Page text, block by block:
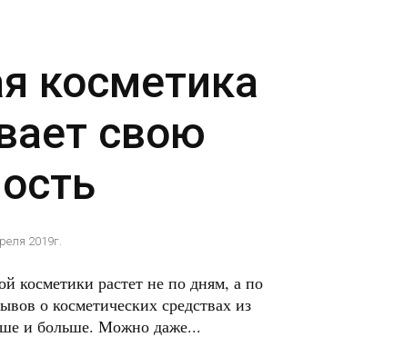
косметика
свою
2019г.
косметики растет не по дням, а по
о косметических средствах из
и больше. Можно даже...